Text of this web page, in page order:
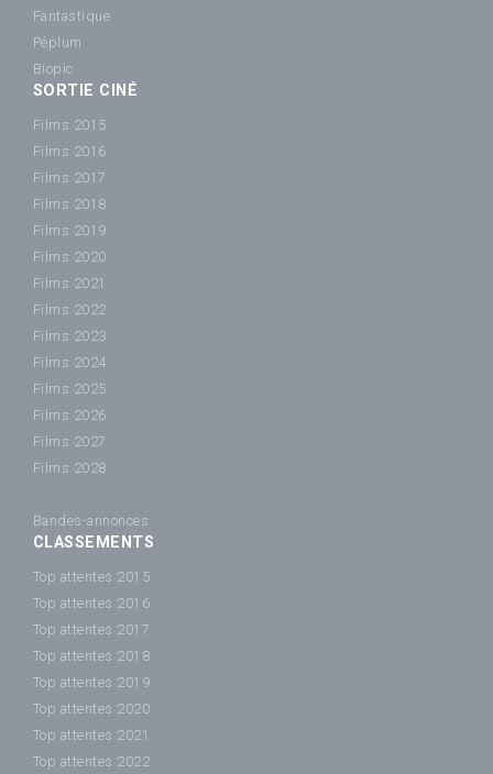
Fantastique
Péplum
Biopic
SORTIE CINÉ
Films 2015
Films 2016
Films 2017
Films 2018
Films 2019
Films 2020
Films 2021
Films 2022
Films 2023
Films 2024
Films 2025
Films 2026
Films 2027
Films 2028
Bandes-annonces
CLASSEMENTS
Top attentes 2015
Top attentes 2016
Top attentes 2017
Top attentes 2018
Top attentes 2019
Top attentes 2020
Top attentes 2021
Top attentes 2022